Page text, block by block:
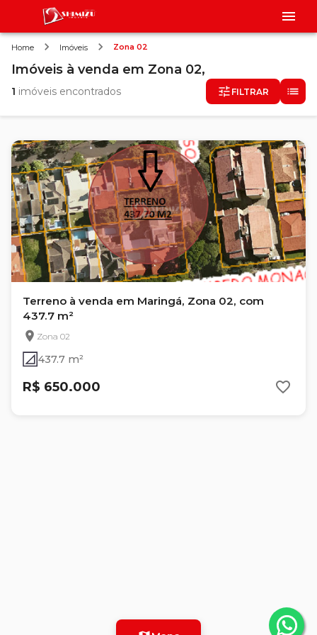
Home Imóveis Zona 02
Imóveis à venda em Zona 02,
1 imóveis encontrados FILTRAR
Terreno à venda em Maringá, Zona 02, com
437.7 m²
Zona 02
437.7 m²
R$ 650.000